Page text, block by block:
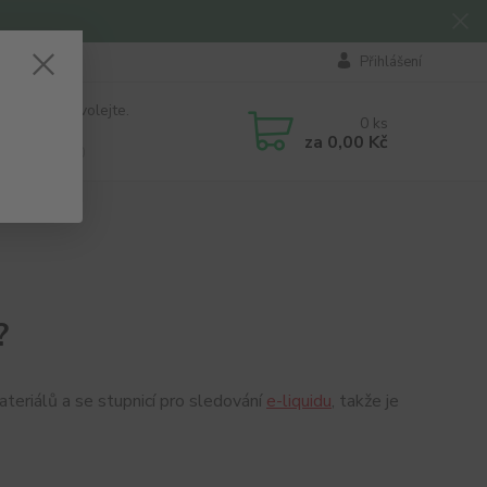
Přihlášení
si rady? Zavolejte.
0 ks
za 0,00 Kč
a se stupnicí pro sledování e-liquidu, takže je